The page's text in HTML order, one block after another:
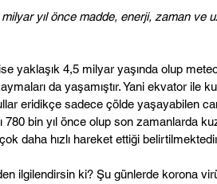
milyar yıl önce madde, enerji, zaman ve
yaklaşık 4,5 milyar yaşında olup
da yaşamıştır. Yani ekvator ile
eridikçe sadece çölde yaşayabilen
780 bin yıl önce olup son zamanlarda
daha hızlı hareket ettiği
ilgilendirsin ki? Şu günlerde korona